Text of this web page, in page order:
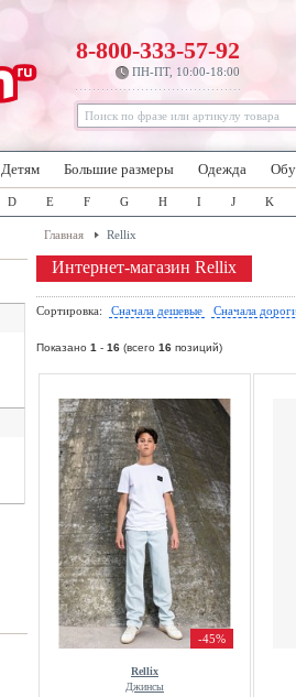
8-800-333-57-92
ПН-ПТ, 10:00-18:00
Детям Большие размеры Одежда
D E F G H I J K
Главная Rellix
Интернет-магазин Rellix
Сортировка: Сначала дешевые Сначала
Показано 1 - 16 (всего 16 позиций)
-45%
Rellix
Джинсы